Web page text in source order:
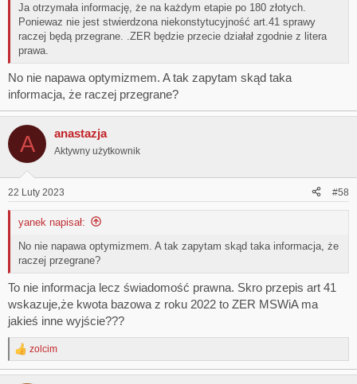
Ja otrzymała informację, że na każdym etapie po 180 złotych.
Poniewaz nie jest stwierdzona niekonstytucyjność art.41 sprawy
raczej będą przegrane. .ZER będzie przecie działał zgodnie z litera
prawa.
No nie napawa optymizmem. A tak zapytam skąd taka
informacja, że raczej przegrane?
A anastazja
Aktywny użytkownik
22 Luty 2023 #58
yanek napisał:
No nie napawa optymizmem. A tak zapytam skąd taka informacja, że
raczej przegrane?
To nie informacja lecz świadomość prawna. Skro przepis art 41
wskazuje,że kwota bazowa z roku 2022 to ZER MSWiA ma
jakieś inne wyjście???
R
e
zolcim